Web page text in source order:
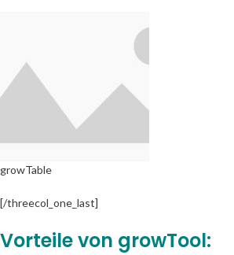
growTable
[/threecol_one_last]
Vorteile von growTool: